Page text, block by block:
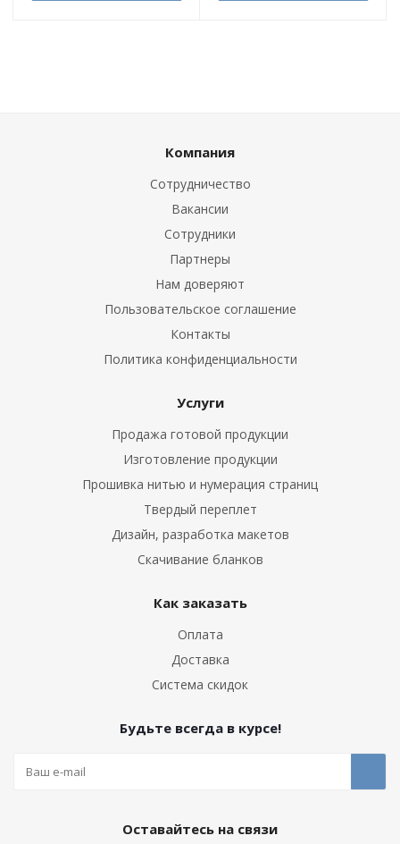
Компания
Сотрудничество
Вакансии
Сотрудники
Партнеры
Нам доверяют
Пользовательское соглашение
Контакты
Политика конфиденциальности
Услуги
Продажа готовой продукции
Изготовление продукции
Прошивка нитью и нумерация страниц
Твердый переплет
Дизайн, разработка макетов
Скачивание бланков
Как заказать
Оплата
Доставка
Система скидок
Будьте всегда в курсе!
Оставайтесь на связи